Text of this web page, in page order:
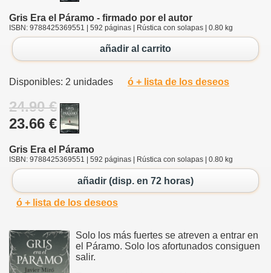
Gris Era el Páramo - firmado por el autor
ISBN: 9788425369551 | 592 páginas | Rústica con solapas | 0.80 kg
añadir al carrito
Disponibles: 2 unidades ó + lista de los deseos
24.90 €
23.66 €
Gris Era el Páramo
ISBN: 9788425369551 | 592 páginas | Rústica con solapas | 0.80 kg
añadir (disp. en 72 horas)
ó + lista de los deseos
Solo los más fuertes se atreven a entrar en
el Páramo. Solo los afortunados consiguen
salir.